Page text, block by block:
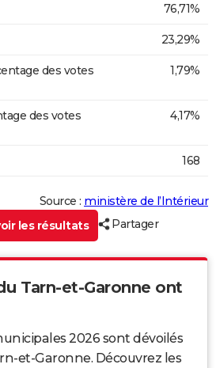
76,71%
23,29%
des votes
1,79%
des votes
4,17%
168
Source : ministère de l’Intérieur
les résultats
Partager
Tarn-et-Garonne ont
2026 sont dévoilés
et-Garonne. Découvrez les